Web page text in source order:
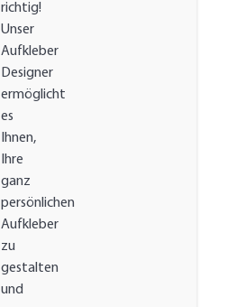
richtig!
Unser
Aufkleber
Designer
ermöglicht
es
Ihnen,
Ihre
ganz
persönlichen
Aufkleber
zu
gestalten
und